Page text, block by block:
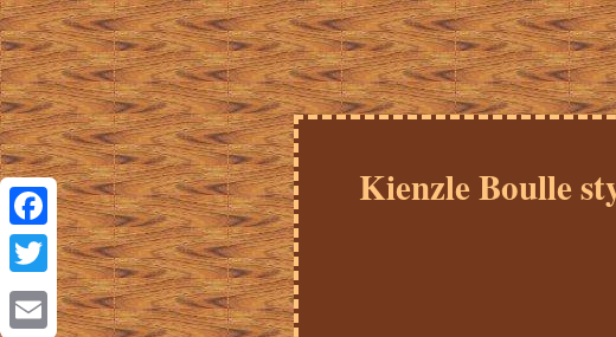
Facebook
Twitter
Kienzle Boulle